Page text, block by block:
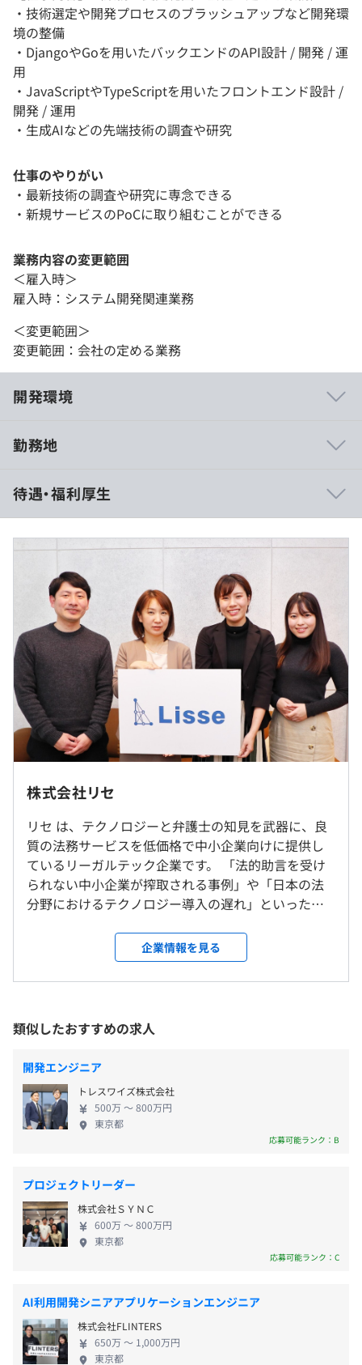
・技術選定や開発プロセスのブラッシュアップなど開発環
境の整備
・DjangoやGoを用いたバックエンドのAPI設計 / 開発 / 運
用
・JavaScriptやTypeScriptを用いたフロントエンド設計 /
開発 / 運用
・生成AIなどの先端技術の調査や研究
仕事のやりがい
・最新技術の調査や研究に専念できる
・新規サービスのPoCに取り組むことができる
業務内容の変更範囲
＜雇入時＞
雇入時：システム開発関連業務
＜変更範囲＞
変更範囲：会社の定める業務
開発環境
Docker、Amazon ECS
勤務地
就業場所の変更範囲
＜雇入時＞
東京本社、および自宅
＜変更範囲＞
会社の定める事業所
受動喫煙防止措置に関する事項
従業員に対する受動喫煙対策：あり
待遇・福利厚生
想定年収は年収提示額を保証するものではありません）
フレックスタイム（コアタイム：10:30-17:00 / 内休憩1時
間）
所定労働時間：8時間0分
時間外労働：有
休憩時間：休憩60分 ※昼食時間は業務の都合により各々
の自主性に任せています
平均残業時間：平均10時間／月
年間休日数：120日
休日休暇形態：完全週休二日制（土日祝）
年間有給休暇：10～20日（下限日数は、入社半年経過後
残業手当：有
その他：フリードリンク・無料軽食
昇給：年1回
健康保険：有
厚生年金：有
雇用保険：有
労災保険：有
無期雇用
株式会社リセ
リセ は、テクノロジーと弁護士の知見を武器に、良
質の法務サービスを低価格で中小企業向けに提供し
ているリーガルテック企業です。 「法的助言を受け
られない中小企業が搾取される事例」や「日本の法
分野におけるテクノロジー導入の遅れ」といった問
LeCHECK 」はサービス提供開始以来、導入企業数は
右肩上がりに増加しており、中堅・中小企業から東
証プライム市場上場企業などの大手企業、法律事務
務所の業務効率化と質の向上を支援しています。
【弊社についてご紹介】 技術環境 ・AI活用に積極的
・Python/Goでの開発 ・モダンな開発技術を取り入
れる文化 働き方 ・フルリモートワーク可能 ・フレッ
クスタイム（コアタイム10:30-17:00） 待遇 ・残業代
は100%支給（固定残業代制度なし） 人 ・プロダク
ト志向、成長意欲のある人が多い ・総じて人が優し
ガルテック領域は国の重点施策の一つ ・競合もある
中で、業界ではNo,2のポジション
企業情報を見る
類似したおすすめの求人
開発エンジニア
トレスワイズ株式会社
500万 〜 800万円
東京都
応募可能ランク：B
プロジェクトリーダー
株式会社ＳＹＮＣ
600万 〜 800万円
東京都
応募可能ランク：C
AI利用開発シニアアプリケーションエンジニア
株式会社FLINTERS
650万 〜 1,000万円
東京都